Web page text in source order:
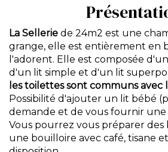
La Sellerie de 24m2 est une
grange, elle est entièrement en
l'adorent. Elle est composée
d'un lit simple et d'un lit
les toilettes sont communs avec
Possibilité d'ajouter un lit bébé
demande et de vous fournir une
Vous pourrez vous préparer des
une bouilloire avec café, tisane